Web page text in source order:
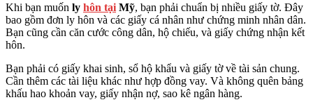
Khi bạn muốn ly hôn tại Mỹ, bạn phải chuẩn bị nhiều giấy tờ. Đây
bao gồm đơn ly hôn và các giấy cá nhân như chứng minh nhân dân.
Bạn cũng cần căn cước công dân, hộ chiếu, và giấy chứng nhận kết
hôn.
Bạn phải có giấy khai sinh, sổ hộ khẩu và giấy tờ về tài sản chung.
Cần thêm các tài liệu khác như hợp đồng vay. Và không quên bảng
khấu hao khoản vay, giấy nhận nợ, sao kê ngân hàng.